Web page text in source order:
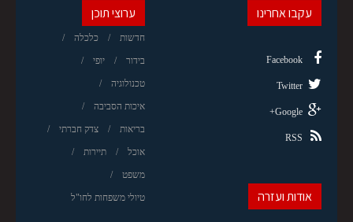
ערוצי תוכן
חדשות כלכלה
בידור יופי
טכנולוגיה
איכות הסביבה
בריאות צדק חברתי
אוכל תיירות
משפט
טיולי משפחות לחו"ל
עקבו אחרינו
Facebook
Twitter
Google+
RSS
אודות ועזרה